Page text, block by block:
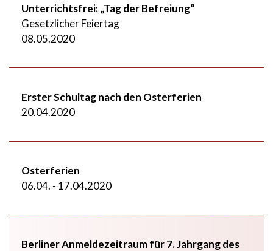
Unterrichtsfrei: „Tag der Befreiung“
Gesetzlicher Feiertag
08.05.2020
Erster Schultag nach den Osterferien
20.04.2020
Osterferien
06.04. - 17.04.2020
Berliner Anmeldezeitraum für 7. Jahrgang des